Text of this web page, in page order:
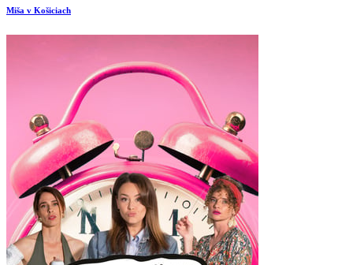
Miša v Košiciach